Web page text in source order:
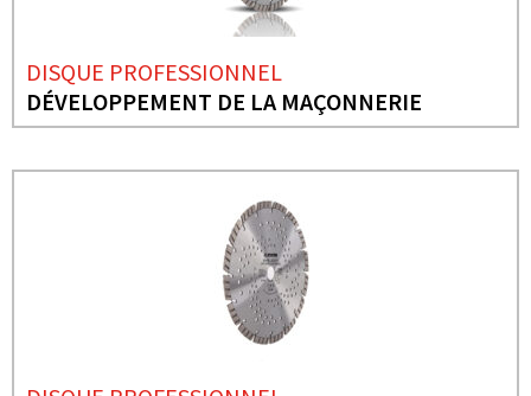
DISQUE PROFESSIONNEL
DÉVELOPPEMENT DE LA MAÇONNERIE